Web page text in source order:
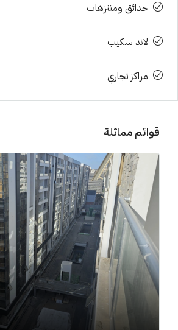
حدائق ومتنزهات
لاند سكيب
مراكز تجاري
قوائم مماثلة